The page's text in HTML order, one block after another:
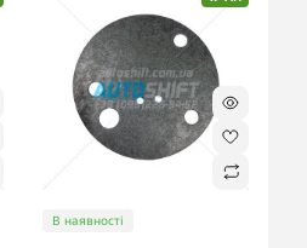
В наявності